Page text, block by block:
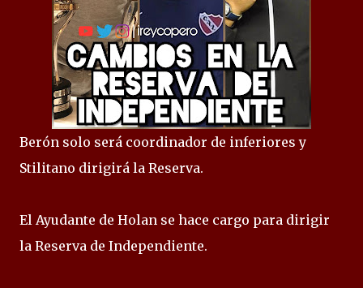
Berón solo será coordinador de inferiores y
Stilitano dirigirá la Reserva.
El Ayudante de Holan se hace cargo para dirigir
la Reserva de Independiente.